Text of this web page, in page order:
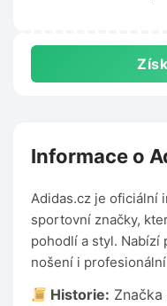
Informace o
Adidas.cz je oficiální
sportovní značky,
pohodlí a styl.
nošení i
Historie: